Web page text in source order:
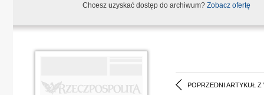
Chcesz uzyskać dostęp do archiwum? Zobacz ofertę
POPRZEDNI ARTYKUŁ Z